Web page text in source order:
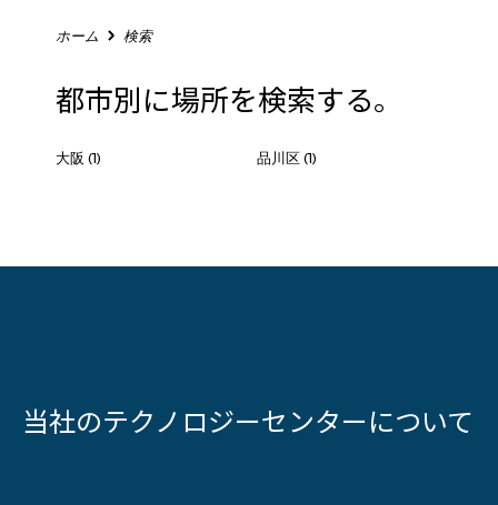
ホーム 検索
都市別に場所を検索する。
大阪 (1) 品川区(1)
ン
ク
当社のテクノロジーセンターについて